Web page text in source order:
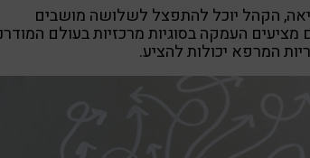
הקהל יוכל להתפצל לשלושה מושבים
העמקה בסוגיות מרכזיות בעולם
המרפא יכולות להציע.